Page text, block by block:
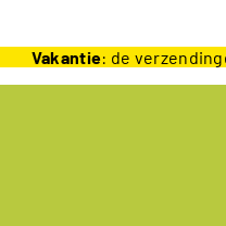
Vakantie: de